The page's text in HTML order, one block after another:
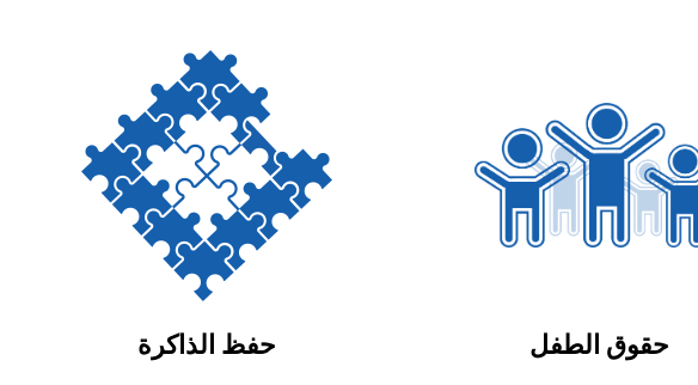
حقوق الطفل حفظ الذاكرة